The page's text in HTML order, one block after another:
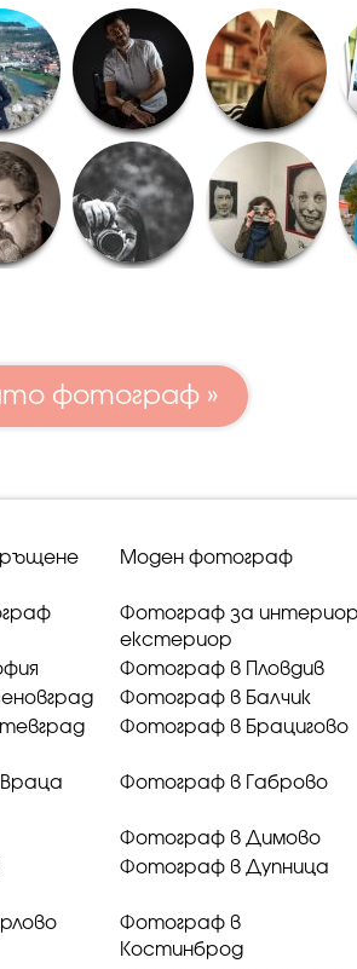
фотограф »
Моден фотограф
Фотограф за
екстериор
Фотограф в Пловдив
Фотограф в Балчик
Фотограф в Брацигово
Фотограф в Габрово
Фотограф в Димово
Фотограф в Дупница
Фотограф в
Костинброд